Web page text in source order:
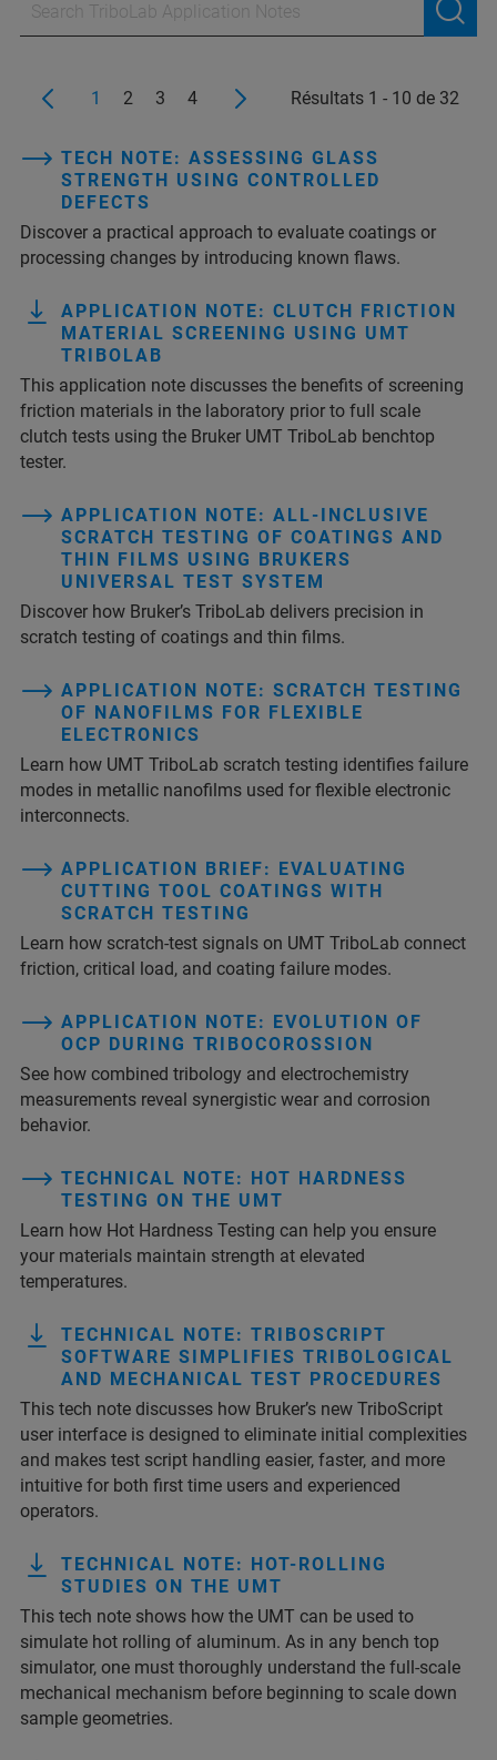
1 2 3 4 Résultats 1 - 10 de 32
TECH NOTE: ASSESSING GLASS
STRENGTH USING CONTROLLED
DEFECTS
Discover a practical approach to evaluate coatings or
processing changes by introducing known flaws.
APPLICATION NOTE: CLUTCH FRICTION
MATERIAL SCREENING USING UMT
TRIBOLAB
This application note discusses the benefits of screening
friction materials in the laboratory prior to full scale
clutch tests using the Bruker UMT TriboLab benchtop
tester.
APPLICATION NOTE: ALL-INCLUSIVE
SCRATCH TESTING OF COATINGS AND
THIN FILMS USING BRUKERS
UNIVERSAL TEST SYSTEM
Discover how Bruker’s TriboLab delivers precision in
scratch testing of coatings and thin films.
APPLICATION NOTE: SCRATCH TESTING
OF NANOFILMS FOR FLEXIBLE
ELECTRONICS
Learn how UMT TriboLab scratch testing identifies failure
modes in metallic nanofilms used for flexible electronic
interconnects.
APPLICATION BRIEF: EVALUATING
CUTTING TOOL COATINGS WITH
SCRATCH TESTING
Learn how scratch-test signals on UMT TriboLab connect
friction, critical load, and coating failure modes.
APPLICATION NOTE: EVOLUTION OF
OCP DURING TRIBOCOROSSION
See how combined tribology and electrochemistry
measurements reveal synergistic wear and corrosion
behavior.
TECHNICAL NOTE: HOT HARDNESS
TESTING ON THE UMT
Learn how Hot Hardness Testing can help you ensure
your materials maintain strength at elevated
temperatures.
TECHNICAL NOTE: TRIBOSCRIPT
SOFTWARE SIMPLIFIES TRIBOLOGICAL
AND MECHANICAL TEST PROCEDURES
This tech note discusses how Bruker’s new TriboScript
user interface is designed to eliminate initial complexities
and makes test script handling easier, faster, and more
intuitive for both first time users and experienced
operators.
TECHNICAL NOTE: HOT-ROLLING
STUDIES ON THE UMT
This tech note shows how the UMT can be used to
simulate hot rolling of aluminum. As in any bench top
simulator, one must thoroughly understand the full-scale
mechanical mechanism before beginning to scale down
sample geometries.